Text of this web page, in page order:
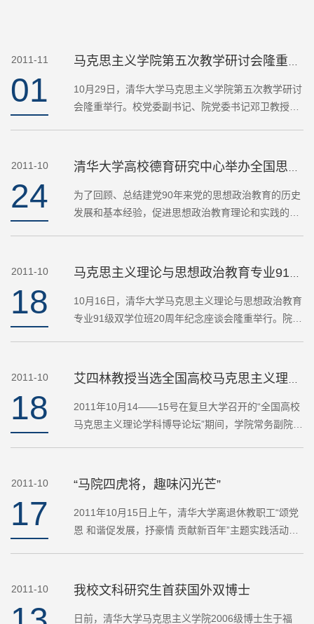
2011-11
01
10月29日，清华大学马克思主义学院第五次教学研讨
会隆重举行。校党委副书记、院党委书记邓卫教授、
持会议。 会议…
2011-10
24
为了回顾、总结建党90年来党的思想政治教育的历史
发展和基本经验，促进思想政治教育理论和实践的开
学高校德育研究…
2011-10
18
10月16日，清华大学马克思主义理论与思想政治教育
专业91级双学位班20周年纪念座谈会隆重举行。院党
年来清华大学…
2011-10
18
2011年10月14——15号在复旦大学召开的“全国高校
马克思主义理论学科博导论坛”期间，学院常务副院长
和发展会起到…
2011-10
17
“马院四虎将，趣味闪光芒”
2011年10月15日上午，清华大学离退休教职工“颂党
恩 和谐促发展，抒豪情 贡献新百年”主题实践活动之
老师参加了…
2011-10 我校文科研究生首获国外双博士
日前，清华大学马克思主义学院2006级博士生于福